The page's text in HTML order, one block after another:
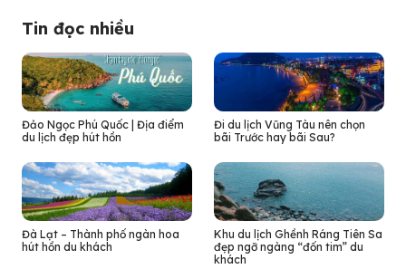
Tin đọc nhiều
Đảo Ngọc Phú Quốc | Địa điểm
du lịch đẹp hút hồn
Đi du lịch Vũng Tàu nên chọn
bãi Trước hay bãi Sau?
Đà Lạt – Thành phố ngàn hoa
hút hồn du khách
Khu du lịch Ghềnh Ráng Tiên Sa
đẹp ngỡ ngàng “đốn tim” du
khách